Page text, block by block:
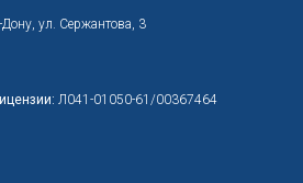
ул. Сержантова, 3
Л041-01050-61/00367464